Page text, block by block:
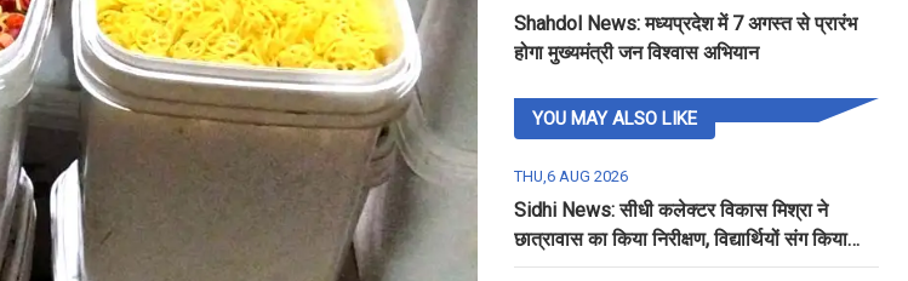
Shahdol News: मध्यप्रदेश में 7 अगस्त से प्रारंभ
होगा मुख्यमंत्री जन विश्वास अभियान
YOU MAY ALSO LIKE
THU,6 AUG 2026
Sidhi News: सीधी कलेक्टर विकास मिश्रा ने
छात्रावास का किया निरीक्षण, विद्यार्थियों संग किया
रात्रि भोजन